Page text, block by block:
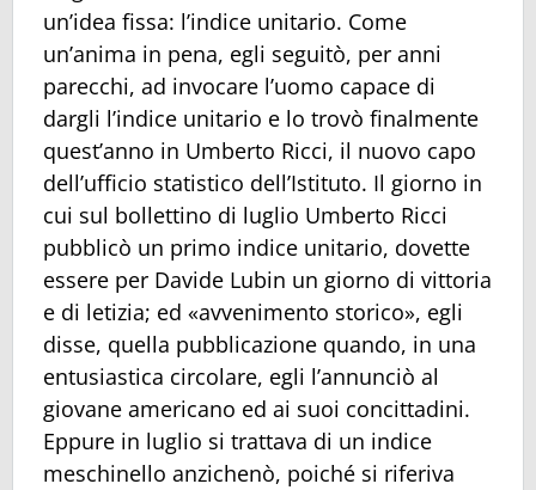
un’idea fissa: l’indice unitario. Come
un’anima in pena, egli seguitò, per anni
parecchi, ad invocare l’uomo capace di
dargli l’indice unitario e lo trovò finalmente
quest’anno in Umberto Ricci, il nuovo capo
dell’ufficio statistico dell’Istituto. Il giorno in
cui sul bollettino di luglio Umberto Ricci
pubblicò un primo indice unitario, dovette
essere per Davide Lubin un giorno di vittoria
e di letizia; ed «avvenimento storico», egli
disse, quella pubblicazione quando, in una
entusiastica circolare, egli l’annunciò al
giovane americano ed ai suoi concittadini.
Eppure in luglio si trattava di un indice
meschinello anzichenò, poiché si riferiva